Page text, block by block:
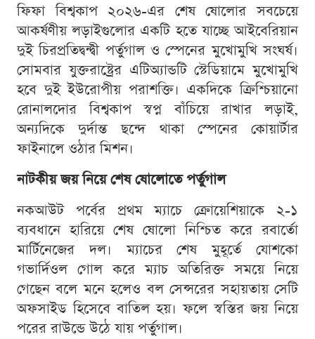
ফিফা বিশ্বকাপ ২০২৬-এর শেষ ষোলোর সবচেয়ে
আকর্ষণীয় লড়াইগুলোর একটি হতে যাচ্ছে আইবেরিয়ান
দুই চিরপ্রতিদ্বন্দ্বী পর্তুগাল ও স্পেনের মুখোমুখি সংঘর্ষ।
সোমবার যুক্তরাষ্ট্রের এটিঅ্যান্ডটি স্টেডিয়ামে মুখোমুখি
হবে দুই ইউরোপীয় পরাশক্তি। একদিকে ক্রিশ্চিয়ানো
রোনালদোর বিশ্বকাপ স্বপ্ন বাঁচিয়ে রাখার লড়াই,
অন্যদিকে দুর্দান্ত ছন্দে থাকা স্পেনের কোয়ার্টার
ফাইনালে ওঠার মিশন।
নাটকীয় জয় নিয়ে শেষ ষোলোতে পর্তুগাল
নকআউট পর্বের প্রথম ম্যাচে ক্রোয়েশিয়াকে ২-১
ব্যবধানে হারিয়ে শেষ ষোলো নিশ্চিত করে রবার্তো
মার্টিনেজের দল। ম্যাচের শেষ মুহূর্তে যোশকো
গভার্দিওল গোল করে ম্যাচ অতিরিক্ত সময়ে নিয়ে
গেছেন বলে মনে হলেও বল সেন্সরের সহায়তায় সেটি
অফসাইড হিসেবে বাতিল হয়। ফলে স্বস্তির জয় নিয়ে
পরের রাউন্ডে উঠে যায় পর্তুগাল।